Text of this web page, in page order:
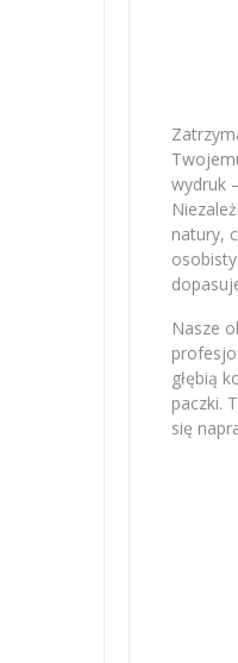
wydruk
natury,
Nasze
głębią
paczki.
się